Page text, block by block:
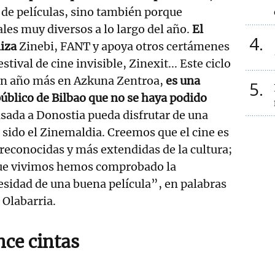
películas, sino también porque
muy diversos a lo largo del año. El
Zinebi, FANT y apoya otros certámenes
de cine invisible, Zinexit... Este ciclo
año más en Azkuna Zentroa, es una
de Bilbao que no se haya podido
a Donostia pueda disfrutar de una
el Zinemaldia. Creemos que el cine es
y más extendidas de la cultura;
vivimos hemos comprobado la
de una buena película”, en palabras
cintas
4
5